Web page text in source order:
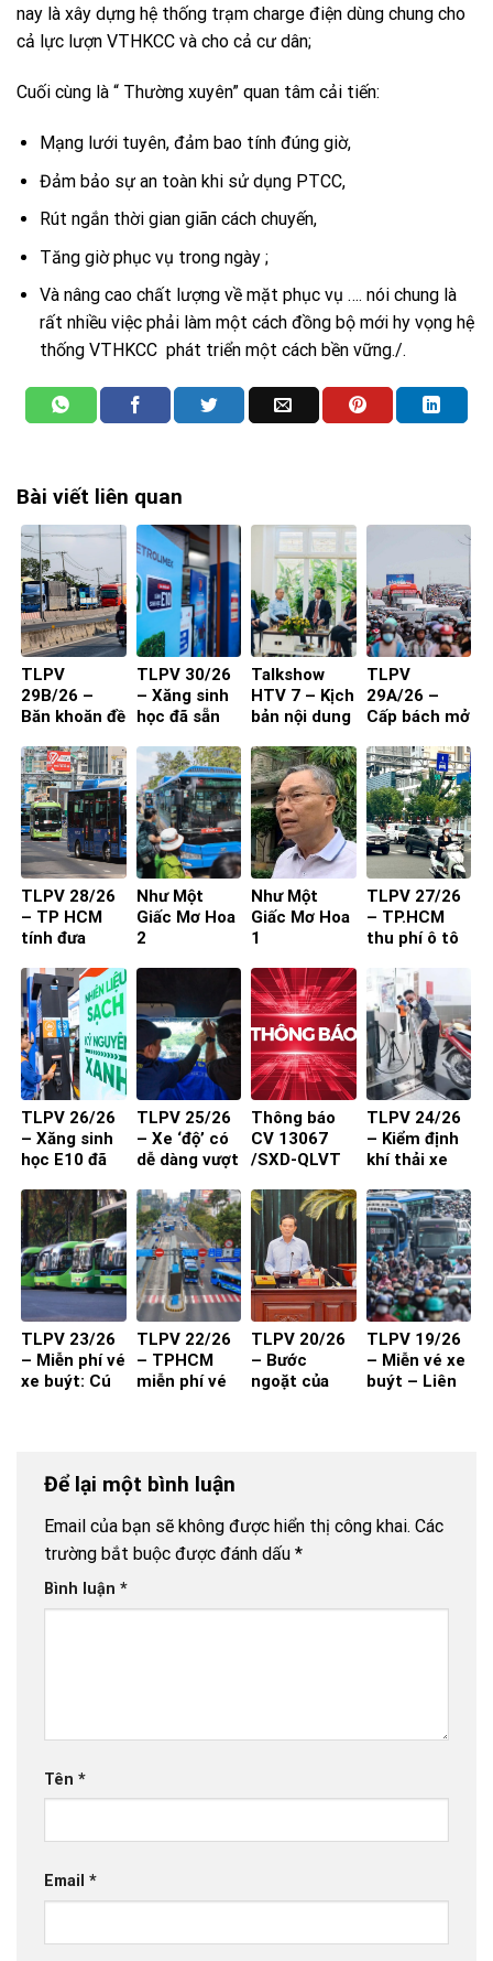
nay là xây dựng hệ thống trạm charge điện dùng chung cho
cả lực lượn VTHKCC và cho cả cư dân;
Cuối cùng là “ Thường xuyên” quan tâm cải tiến:
Mạng lưới tuyên, đảm bao tính đúng giờ,
Đảm bảo sự an toàn khi sử dụng PTCC,
Rút ngắn thời gian giãn cách chuyến,
Tăng giờ phục vụ trong ngày ;
Và nâng cao chất lượng về mặt phục vụ …. nói chung là
rất nhiều việc phải làm một cách đồng bộ mới hy vọng hệ
thống VTHKCC phát triển một cách bền vững./.
Bài viết liên quan
TLPV
29B/26 –
Băn khoăn đề
29 chỗ vào
nội đô
TP.HCM
TLPV 30/26
– Xăng sinh
học đã sẵn
Talkshow
HTV 7 – Kịch
bản nội dung
người
TLPV
29A/26 –
Cấp bách mở
TLPV 28/26
– TP HCM
tính đưa
vào đường
nhỏ, khu dân
cư
Như Một
Giấc Mơ Hoa
2
Như Một
Giấc Mơ Hoa
1
TLPV 27/26
– TP.HCM
thu phí ô tô
tâm: Làm
sao để người
dân đồng
thuận?
TLPV 26/26
– Xăng sinh
học E10 đã
TLPV 25/26
– Xe ‘độ’ có
dễ dàng vượt
kiểm?
Thông báo
CV 13067
/SXD-QLVT
Dựng đến
các DN/HTX
TLPV 24/26
– Kiểm định
khí thải xe
2027 đạt
hiệu quả?
TLPV 23/26
– Miễn phí vé
xe buýt: Cú
TLPV 22/26
– TPHCM
miễn phí vé
buýt đột
TLPV 20/26
– Bước
ngoặt của
TLPV 19/26
– Miễn vé xe
buýt – Liên
Để lại một bình luận
Email của bạn sẽ không được hiển thị công khai. Các
trường bắt buộc được đánh dấu *
Bình luận *
Tên *
Email *